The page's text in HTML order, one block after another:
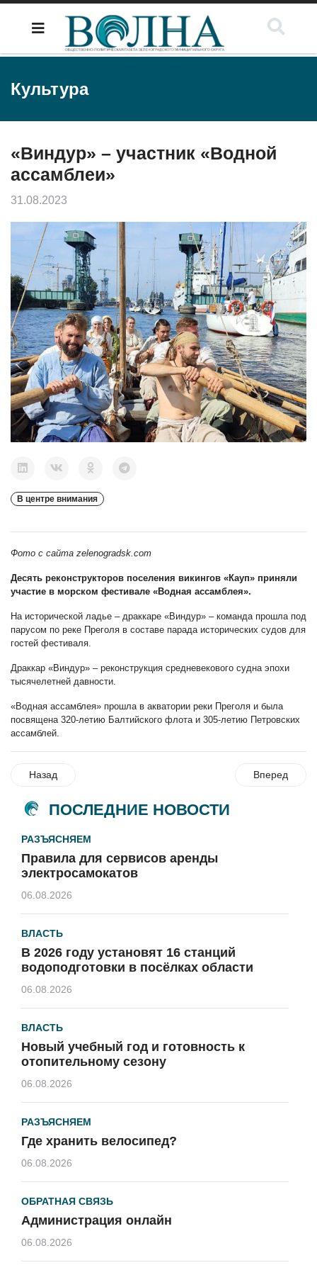
Культура
«Виндур» – участник «Водной
ассамблеи»
31.08.2023
В центре внимания
Фото с сайта zelenogradsk.com
Десять реконструкторов поселения викингов «Кауп» приняли
участие в морском фестивале «Водная ассамблея».
На исторической ладье – драккаре «Виндур» – команда прошла под
парусом по реке Преголя в составе парада исторических судов для
гостей фестиваля.
Драккар «Виндур» – реконструкция средневекового судна эпохи
тысячелетней давности.
«Водная ассамблея» прошла в акватории реки Преголя и была
посвящена 320-летию Балтийского флота и 305-летию Петровских
ассамблей.
Назад Вперед
ПОСЛЕДНИЕ НОВОСТИ
РАЗЪЯСНЯЕМ
Правила для сервисов аренды
электросамокатов
06.08.2026
ВЛАСТЬ
В 2026 году установят 16 станций
водоподготовки в посёлках области
06.08.2026
ВЛАСТЬ
Новый учебный год и готовность к
отопительному сезону
06.08.2026
РАЗЪЯСНЯЕМ
Где хранить велосипед?
06.08.2026
ОБРАТНАЯ СВЯЗЬ
Администрация онлайн
06.08.2026